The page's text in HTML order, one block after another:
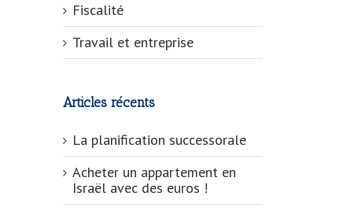
Fiscalité
Travail et entreprise
Articles récents
La planification successorale
Acheter un appartement en
Israël avec des euros !